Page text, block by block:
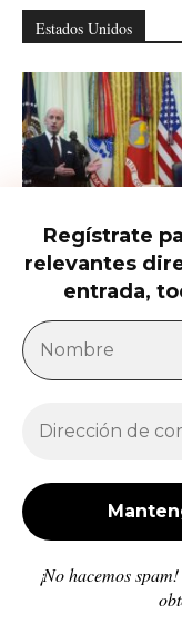
Estados Unidos
Trump firma nuevas
restringir la ciudadanía
nacimiento
América Latina
en
Regístrate
relevantes
entrada,
¡No hacemos